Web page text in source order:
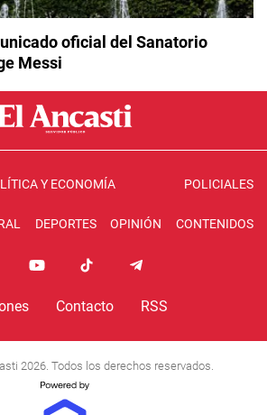
oficial del Sanatorio
Messi
Y ECONOMÍA POLICIALES
DEPORTES OPINIÓN CONTENIDOS
Contacto RSS
2026. Todos los derechos reservados.